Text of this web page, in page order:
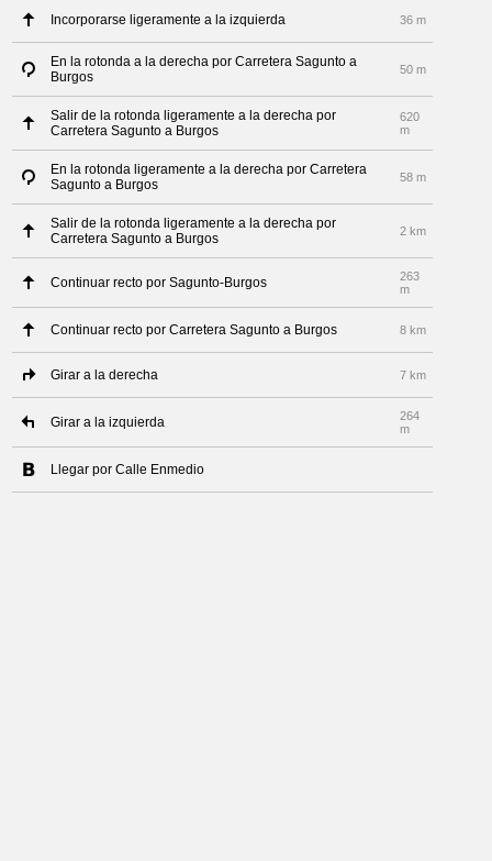
Incorporarse ligeramente a la izquierda 36 m
En la rotonda a la derecha por Carretera Sagunto a
Burgos
50 m
Salir de la rotonda ligeramente a la derecha por
Carretera Sagunto a Burgos
620
m
En la rotonda ligeramente a la derecha por Carretera
Sagunto a Burgos
58 m
Salir de la rotonda ligeramente a la derecha por
Carretera Sagunto a Burgos
2 km
Continuar recto por Sagunto-Burgos
263
m
Continuar recto por Carretera Sagunto a Burgos 8 km
Girar a la derecha 7 km
Girar a la izquierda
264
m
Llegar por Calle Enmedio